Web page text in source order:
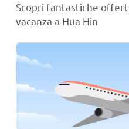
Scopri fantastiche
vacanza a Hua Hin